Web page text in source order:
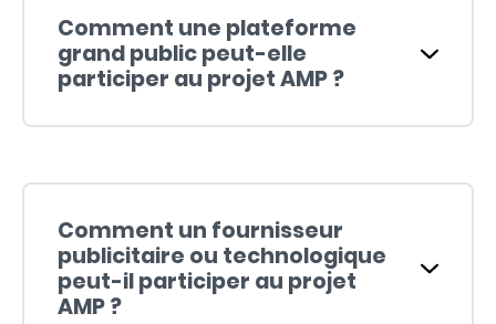
Comment une plateforme
grand public peut-elle
participer au projet AMP ?
Comment un fournisseur
publicitaire ou technologique
peut-il participer au projet
AMP ?